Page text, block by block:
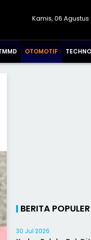
Kamis, 06 Agustus
OTOMOTIF TECHNO
BERITA POPULER
30 Jul 2026